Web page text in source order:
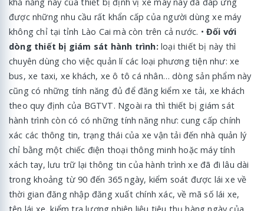
khả năng này của thiết bị định vị xe máy này đã đáp ứng
được những nhu cầu rất khẩn cấp của người dùng xe máy
không chỉ tại tỉnh Lào Cai mà còn trên cả nước. •Đối với
dòng thiết bị giám sát hành trình: loại thiết bị này thì
chuyên dùng cho việc quản lí các loại phương tiện như: xe
bus, xe taxi, xe khách, xe ô tô cá nhân… dòng sản phẩm này
cũng có những tính năng đủ để đăng kiểm xe tải, xe khách
theo quy định của BGTVT. Ngoài ra thì thiết bị giám sát
hành trình còn có có những tính năng như: cung cấp chính
xác các thông tin, trạng thái của xe vận tải đến nhà quản lý
chỉ bằng một chiếc điện thoại thông minh hoặc máy tính
xách tay, lưu trữ lại thông tin của hành trình xe đã đi lâu dài
trong khoảng từ 90 đến 365 ngày, kiểm soát được lái xe về
thời gian đăng nhập đăng xuất chính xác, về mã số lái xe,